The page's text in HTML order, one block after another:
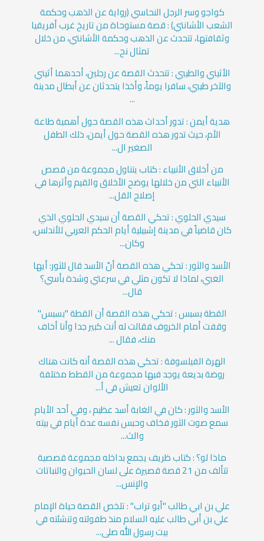
كواجو وسر الرجل النحاسي (رواية عن الذهب وحكمة
الشعب الأشانتي) : قصة مستوحاة من تاريخ غرب أفريقيا
وثقافتها، تتحدث عن الذهب وحكمة الأشانتي، من خلال
تمثال نح...
الأثيني والطيبي : تتحدث القصة عن رجلين، أحدهما أثيني
والآخر طيبي، سافرا يوماً، وأخذا يتحدثان عن أبطال مدينة
...
هدية أيمن : تدور أحداث هذه القصة حول أهمية طاعة
الأم، حيث تدور هذه القصة حول أيمن، ذلك الطفل
الصغير ال...
من أخلاق الأنبياء : كتاب يتناول مجموعة من قصص
الأنبياء التي من خلالها يوضح الأخلاق والقيم وأثرها في
إصلاح القل...
سيدي الحلوي : تحكي القصة أن سيدي الحلوي الذي
كان قاضياً في مدينة إشبيلية أيام الحكم العربي للأندلس،
وكان...
الأسد والثور : تحكي هذه القصة أنّ الأسد قال للثور: أيها
الغبي، لماذا لا تكون مثلي في سرعتي وشدة بأسي؟
قال...
القطة بسبس : تحكي هذه القصة أن القطة "بسبس"
وقفت أمام الخروف فقالت له أنت كبير جدا وأنا أخاف
منك، فقال ...
الهرة الفيلسوفة : تحكي هذه القصة أنه كانت هناك
روضة بديعة يوجد فيها مجموعة من القطط مختلفة
الألوان تعيش في أ...
الأسد والثور : كان في الغابة أسد عظيم ، وفي أحد الأيام
سمع صوت الثور فخاف وحبس نفسه عدة أيام في بيته
والث...
ماذا لو؟ : كتاب ظريف يجمع بداخله مجموعة قصصية
تتألف من 21 قصة قصيرة على لسان الحيوان والنباتات
والإنس...
علي بن ابي طالب "أبو تراب" : تلخص القصة حياة الإمام
علي بن أبي طالب عليه السلام منذ طفولته وتنشئته في
بيت رسول الله صلى...